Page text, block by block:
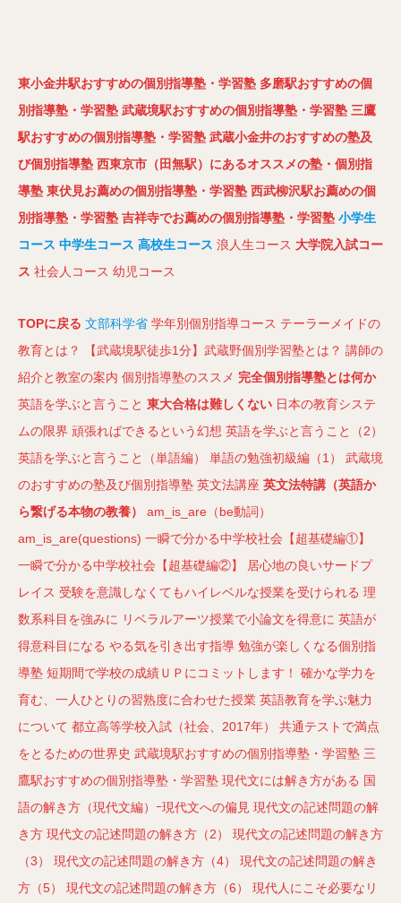
東小金井駅おすすめの個別指導塾・学習塾 多磨駅おすすめの個
別指導塾・学習塾 武蔵境駅おすすめの個別指導塾・学習塾 三鷹
駅おすすめの個別指導塾・学習塾 武蔵小金井のおすすめの塾及
び個別指導塾 西東京市（田無駅）にあるオススメの塾・個別指
導塾 東伏見お薦めの個別指導塾・学習塾 西武柳沢駅お薦めの個
別指導塾・学習塾 吉祥寺でお薦めの個別指導塾・学習塾 小学生
コース 中学生コース 高校生コース 浪人生コース 大学院入試コー
ス 社会人コース 幼児コース
TOPに戻る 文部科学省 学年別個別指導コース テーラーメイドの
教育とは？
【武蔵境駅徒歩1分】武蔵野個別学習塾とは？ 講師の
紹介と教室の案内 個別指導塾のススメ 完全個別指導塾とは何か
英語を学ぶと言うこと 東大合格は難しくない 日本の教育システ
ムの限界 頑張ればできるという幻想 英語を学ぶと言うこと（2）
英語を学ぶと言うこと（単語編）
単語の勉強初級編（1）
武蔵境
のおすすめの塾及び個別指導塾 英文法講座 英文法特講（英語か
ら繋げる本物の教養）
am_is_are（be動詞）
am_is_are(questions) 一瞬で分かる中学校社会【超基礎編①】
一瞬で分かる中学校社会【超基礎編②】
居心地の良いサードプ
レイス 受験を意識しなくてもハイレベルな授業を受けられる 理
数系科目を強みに リベラルアーツ授業で小論文を得意に 英語が
得意科目になる やる気を引き出す指導 勉強が楽しくなる個別指
導塾 短期間で学校の成績ＵＰにコミットします！
確かな学力を
育む、一人ひとりの習熟度に合わせた授業 英語教育を学ぶ魅力
について 都立高等学校入試（社会、2017年）
共通テストで満点
をとるための世界史 武蔵境駅おすすめの個別指導塾・学習塾 三
鷹駅おすすめの個別指導塾・学習塾 現代文には解き方がある 国
語の解き方（現代文編）ｰ現代文への偏見 現代文の記述問題の解
き方 現代文の記述問題の解き方（2）
現代文の記述問題の解き方
（3）
現代文の記述問題の解き方（4）
現代文の記述問題の解き
方（5）
現代文の記述問題の解き方（6）
現代人にこそ必要なリ